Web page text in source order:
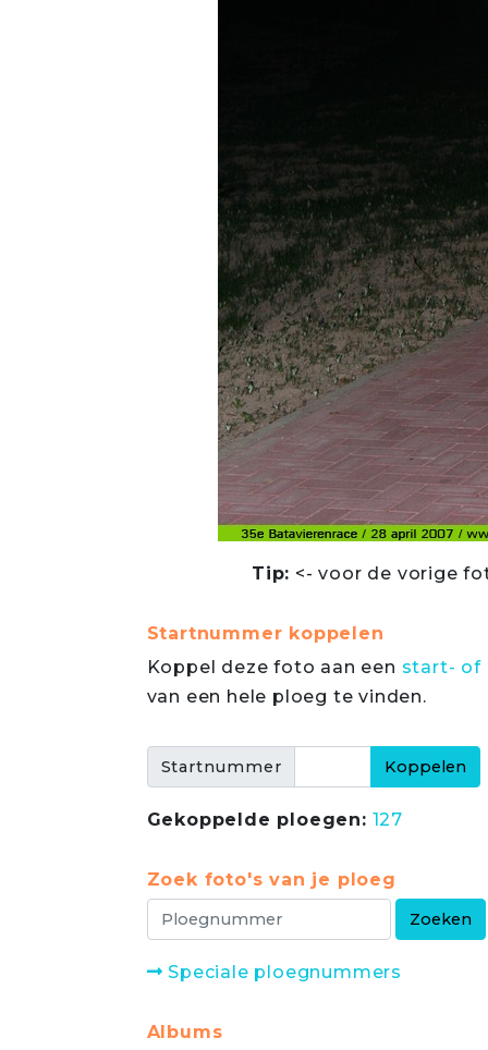
Tip: <- voor de vorige
Startnummer koppelen
Koppel deze foto aan een start- of
van een hele ploeg te vinden.
Startnummer
Gekoppelde ploegen: 127
Zoek foto's van je ploeg
Speciale ploegnummers
Albums